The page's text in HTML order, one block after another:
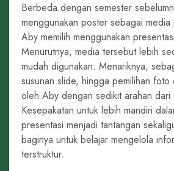
Berbeda dengan semester
menggunakan poster sebagai media
Aby memilih menggunakan
Menurutnya, media tersebut lebih
mudah digunakan. Menariknya,
susunan slide, hingga pemilihan foto
oleh Aby dengan sedikit arahan dari
Kesepakatan untuk lebih mandiri
presentasi menjadi tantangan
baginya untuk belajar mengelola
terstruktur.